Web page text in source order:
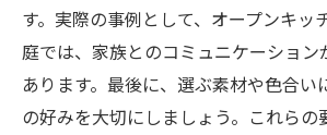
す。実際の事例として、オープンキッ
庭では、家族とのコミュニケーション
あります。最後に、選ぶ素材や色合い
の好みを大切にしましょう。これらの